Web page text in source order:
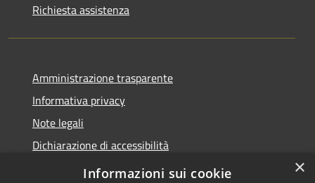
Richiesta assistenza
Amministrazione trasparente
Informativa privacy
Note legali
Dichiarazione di accessibilità
Statistiche Web
×
Informazioni sui cookie